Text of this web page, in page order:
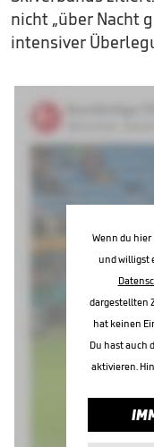
nicht „über Nacht
intensiver
Wenn du
und willigst
dargestellten
hat keinen
Du hast auch
aktivieren.